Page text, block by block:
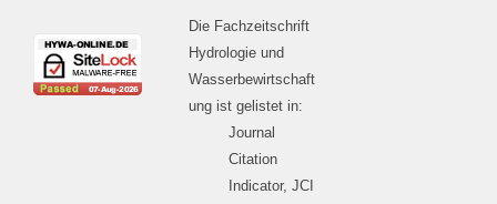
Die Fachzeitschrift
Hydrologie und
Wasserbewirtschaft
ung ist gelistet in:
Journal
Citation
Indicator, JCI